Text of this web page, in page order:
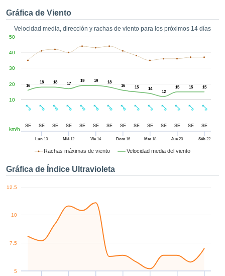
en
así como
un perfil
y
mismo.
más
en nuestra
y
el
disponible
nuestra
no aceptar
Gráfica de Viento
Velocidad media, dirección y rachas de viento para los próximos 14 días
Rachas máximas de viento Velocidad media del viento
Lun 10 Mié 12 Vie 14 Dom16 Mar18 Jue 20 Sáb22
10
20
30
40
50
km/h
16
18 18 17
19 19 18
16 15 14
12
15 15 15
SE SE SE SE SE SE SE SE SE SE SE SE SE SE
Gráfica de Índice Ultravioleta
5
7.5
10
12.5